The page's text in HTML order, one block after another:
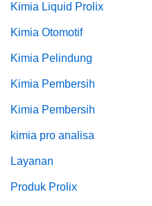
Kimia Liquid Prolix
Kimia Otomotif
Kimia Pelindung
Kimia Pembersih
Kimia Pembersih
kimia pro analisa
Layanan
Produk Prolix